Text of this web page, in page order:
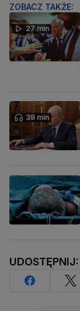
ZOBACZ TAKŻE:
27 min
38 min
UDOSTĘPNIJ: